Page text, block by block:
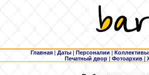
Главная | Даты | Персоналии | Коллективы
Печатный двор |Фотоархив |